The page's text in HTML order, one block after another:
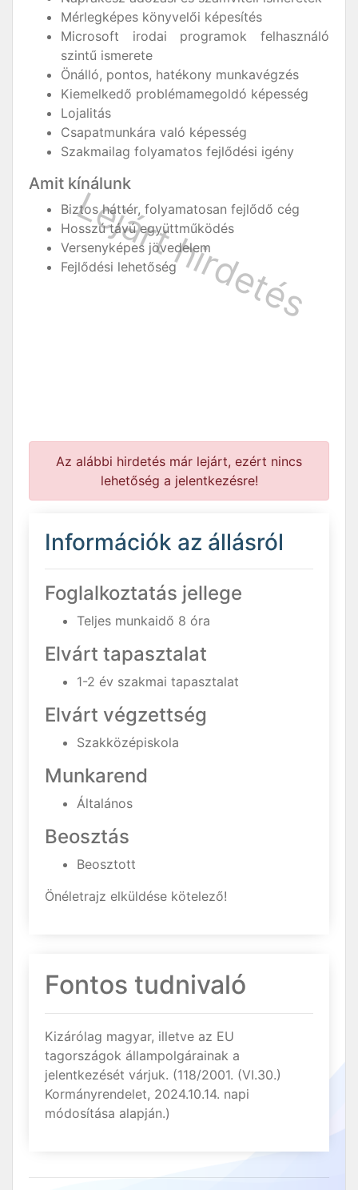
Mérlegképes könyvelői képesítés
Microsoft irodai programok felhasználó
szintű ismerete
Önálló, pontos, hatékony munkavégzés
Kiemelkedő problémamegoldó képesség
Lojalitás
Csapatmunkára való képesség
Szakmailag folyamatos fejlődési igény
Amit kínálunk
Biztos háttér, folyamatosan fejlődő cég
Hosszú távú együttműködés
Versenyképes jövedelem
Fejlődési lehetőség
Az alábbi hirdetés már lejárt, ezért nincs
lehetőség a jelentkezésre!
Információk az állásról
Foglalkoztatás jellege
Teljes munkaidő 8 óra
Elvárt tapasztalat
1-2 év szakmai tapasztalat
Elvárt végzettség
Szakközépiskola
Munkarend
Általános
Beosztás
Beosztott
Önéletrajz elküldése kötelező!
Fontos tudnivaló
Kizárólag magyar, illetve az EU
tagországok állampolgárainak a
jelentkezését várjuk. (118/2001. (VI.30.)
Kormányrendelet, 2024.10.14. napi
módosítása alapján.)